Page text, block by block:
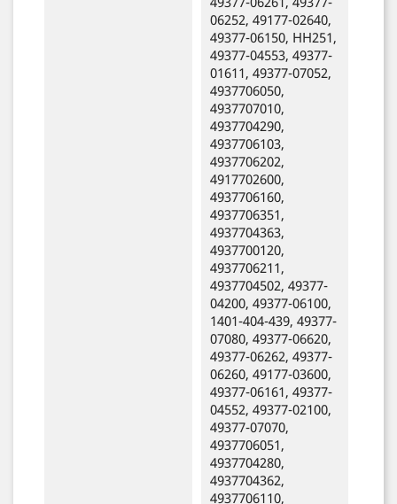
06252, 49177-02640,
49377-06150, HH251,
49377-04553, 49377-
01611, 49377-07052,
4937706050,
4937707010,
4937704290,
4937706103,
4937706202,
4917702600,
4937706160,
4937706351,
4937704363,
4937700120,
4937706211,
4937704502, 49377-
04200, 49377-06100,
1401-404-439, 49377-
07080, 49377-06620,
49377-06262, 49377-
06260, 49177-03600,
49377-06161, 49377-
04552, 49377-02100,
49377-07070,
4937706051,
4937704280,
4937704362,
4937706110,